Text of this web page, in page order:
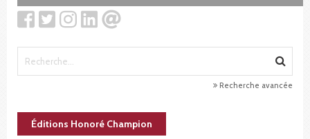
Recherche avancée
Éditions Honoré Champion